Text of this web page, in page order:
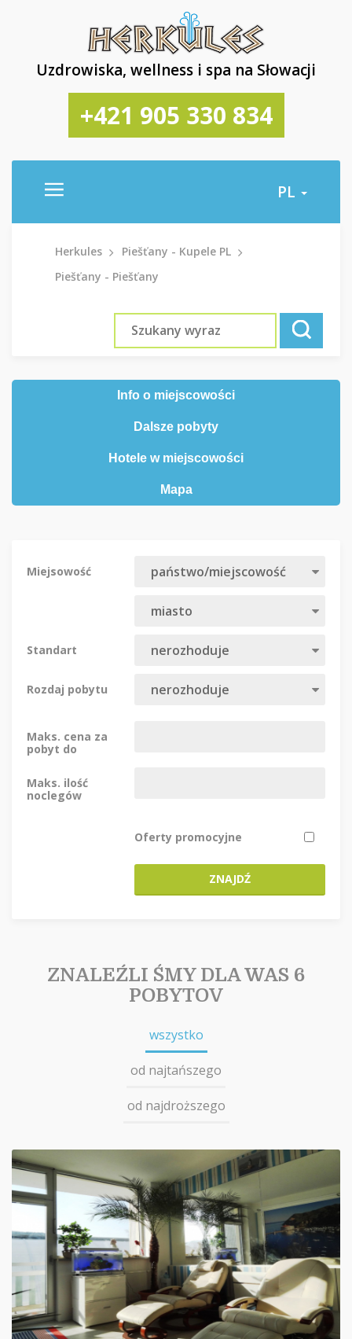
Uzdrowiska, wellness i spa na Słowacji
+421 905 330 834
PL
Herkules
Piešťany - Kupele PL
Piešťany - Piešťany
Info o miejscowości
Dalsze pobyty
Hotele w miejscowości
Mapa
Miejsowość
Standart
Rozdaj pobytu
Maks. cena za
pobyt do
Maks. ilość
noclegów
Oferty promocyjne
ZNAJDŹ
ZNALEŹLI ŚMY DLA WAS 6
POBYTOV
wszystko
od najtańszego
od najdroższego